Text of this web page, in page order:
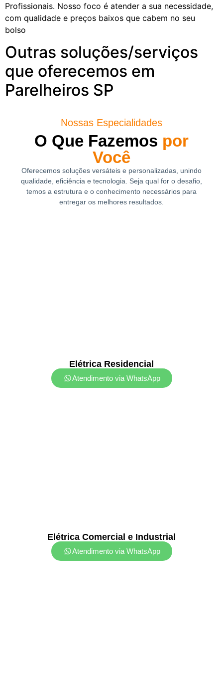
Profissionais. Nosso foco é atender a sua necessidade,
com qualidade e preços baixos que cabem no seu
bolso
Outras soluções/serviços
que oferecemos em
Parelheiros SP
Nossas Especialidades
O Que Fazemos por
Você
Oferecemos soluções versáteis e personalizadas, unindo
qualidade, eficiência e tecnologia. Seja qual for o desafio,
temos a estrutura e o conhecimento necessários para
entregar os melhores resultados.
Elétrica Residencial
Atendimento via WhatsApp
Elétrica Comercial e Industrial
Atendimento via WhatsApp